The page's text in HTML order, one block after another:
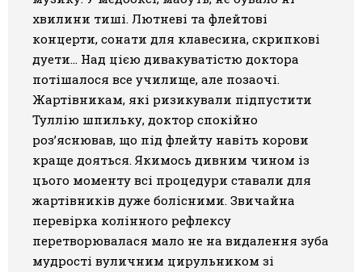
хвилини тиші. Лютневі та флейтові
концерти, сонати для клавесина, скрипкові
дуети… Над цією дивакуватістю доктора
потішалося все училище, але позаочі.
Жартівникам, які ризикували підпустити
Туллію шпильку, доктор спокійно
роз’яснював, що під флейту навіть корови
краще дояться. Якимось дивним чином із
цього моменту всі процедури ставали для
жартівників дуже болісними. Звичайна
перевірка колінного рефлексу
перетворювалася мало не на видалення зуба
мудрості вуличним цирульником зі